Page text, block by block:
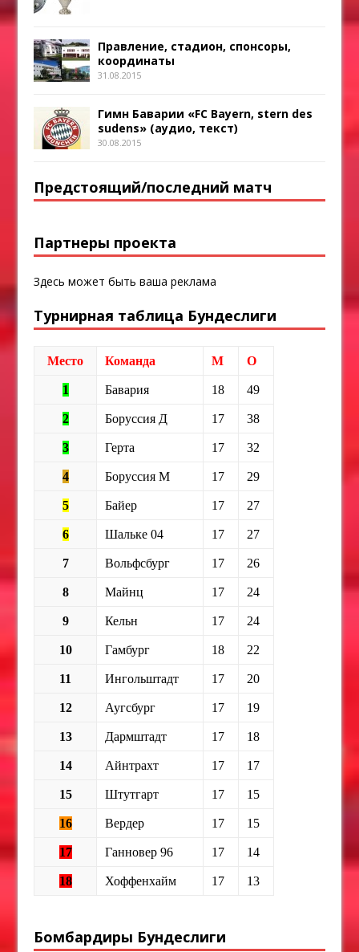
Правление, стадион, спонсоры,
координаты
31.08.2015
Гимн Баварии «FC Bayern, stern des
sudens» (аудио, текст)
30.08.2015
Предстоящий/последний матч
Партнеры проекта
Здесь может быть ваша реклама
Турнирная таблица Бундеслиги
Место Команда М О
1 Бавария 18 49
2 Боруссия Д 17 38
3 Герта 17 32
4 Боруссия М 17 29
5 Байер 17 27
6 Шальке 04 17 27
7 Вольфсбург 17 26
8 Майнц 17 24
9 Кельн 17 24
10 Гамбург 18 22
11 Ингольштадт 17 20
12 Аугсбург 17 19
13 Дармштадт 17 18
14 Айнтрахт 17 17
15 Штутгарт 17 15
16 Вердер 17 15
17 Ганновер 96 17 14
18 Хоффенхайм 17 13
Бомбардиры Бундеслиги